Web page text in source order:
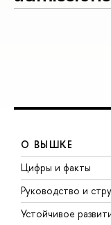
О ВЫШКЕ
Цифры и факты
Руководство и
Устойчивое